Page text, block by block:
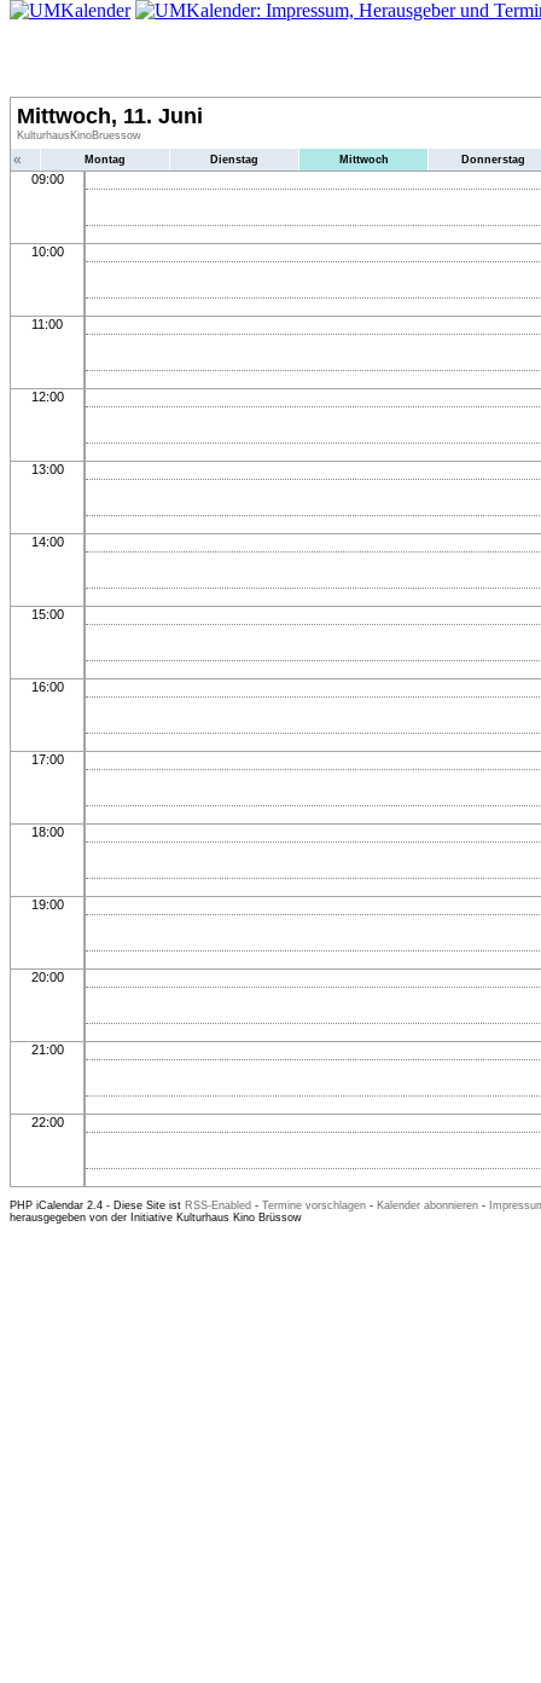
Mittwoch, 11. Juni
KulturhausKinoBruessow
« Montag Dienstag Mittwoch Donnerstag
09:00
10:00
11:00
12:00
13:00
14:00
15:00
16:00
17:00
18:00
19:00
20:00
21:00
22:00
PHP iCalendar 2.4 - Diese Site ist RSS-Enabled - Termine vorschlagen - Kalender abonnieren -
herausgegeben von der Initiative Kulturhaus Kino Brüssow